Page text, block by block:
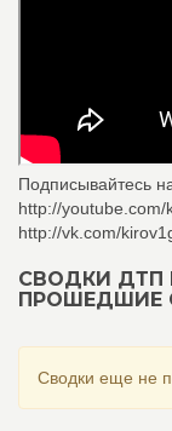
Подписывайтесь
http://youtube.com/
http://vk.com/
СВОДКИ ДТП
ПРОШЕДШИЕ
Сводки еще не